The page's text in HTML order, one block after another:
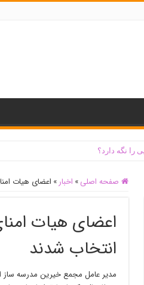
نگه دارد؟
صفحه اصلی » اخبار » اعضای هیات
اعضای هیات
انتخاب شدند
مدیر عامل مجمع خیرین مدرسه ساز